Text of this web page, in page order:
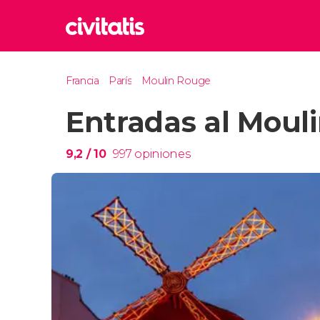
Reino
Francia París Moulin Rouge
Entradas al
9,2 / 10 997 opiniones